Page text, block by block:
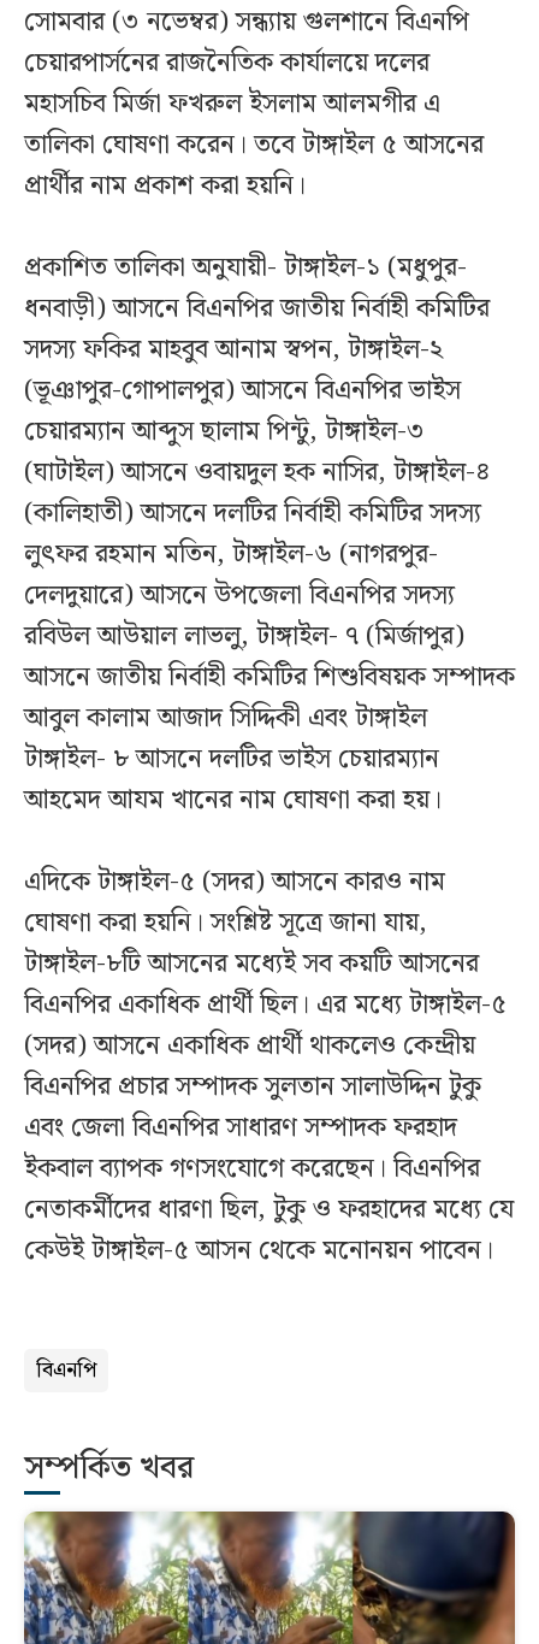
সোমবার (৩ নভেম্বর) সন্ধ্যায় গুলশানে বিএনপি
চেয়ারপার্সনের রাজনৈতিক কার্যালয়ে দলের
মহাসচিব মির্জা ফখরুল ইসলাম আলমগীর এ
তালিকা ঘোষণা করেন। তবে টাঙ্গাইল ৫ আসনের
প্রার্থীর নাম প্রকাশ করা হয়নি।
প্রকাশিত তালিকা অনুযায়ী- টাঙ্গাইল-১ (মধুপুর-
ধনবাড়ী) আসনে বিএনপির জাতীয় নির্বাহী কমিটির
সদস্য ফকির মাহবুব আনাম স্বপন, টাঙ্গাইল-২
(ভূঞাপুর-গোপালপুর) আসনে বিএনপির ভাইস
চেয়ারম্যান আব্দুস ছালাম পিন্টু, টাঙ্গাইল-৩
(ঘাটাইল) আসনে ওবায়দুল হক নাসির, টাঙ্গাইল-৪
(কালিহাতী) আসনে দলটির নির্বাহী কমিটির সদস্য
লুৎফর রহমান মতিন, টাঙ্গাইল-৬ (নাগরপুর-
দেলদুয়ারে) আসনে উপজেলা বিএনপির সদস্য
রবিউল আউয়াল লাভলু, টাঙ্গাইল- ৭ (মির্জাপুর)
আসনে জাতীয় নির্বাহী কমিটির শিশুবিষয়ক সম্পাদক
আবুল কালাম আজাদ সিদ্দিকী এবং টাঙ্গাইল
টাঙ্গাইল- ৮ আসনে দলটির ভাইস চেয়ারম্যান
আহমেদ আযম খানের নাম ঘোষণা করা হয়।
এদিকে টাঙ্গাইল-৫ (সদর) আসনে কারও নাম
ঘোষণা করা হয়নি। সংশ্লিষ্ট সূত্রে জানা যায়,
টাঙ্গাইল-৮টি আসনের মধ্যেই সব কয়টি আসনের
বিএনপির একাধিক প্রার্থী ছিল। এর মধ্যে টাঙ্গাইল-৫
(সদর) আসনে একাধিক প্রার্থী থাকলেও কেন্দ্রীয়
বিএনপির প্রচার সম্পাদক সুলতান সালাউদ্দিন টুকু
এবং জেলা বিএনপির সাধারণ সম্পাদক ফরহাদ
ইকবাল ব্যাপক গণসংযোগে করেছেন। বিএনপির
নেতাকর্মীদের ধারণা ছিল, টুকু ও ফরহাদের মধ্যে যে
কেউই টাঙ্গাইল-৫ আসন থেকে মনোনয়ন পাবেন।
বিএনপি
সম্পর্কিত খবর